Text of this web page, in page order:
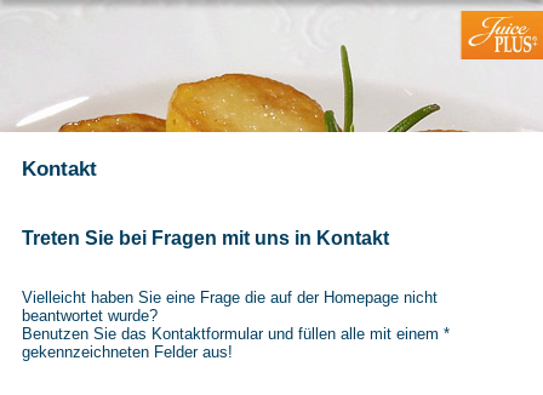
Kontakt
Treten Sie bei Fragen mit uns in Kontakt
Vielleicht haben Sie eine Frage die auf der Homepage nicht
beantwortet wurde?
Benutzen Sie das Kontaktformular und füllen alle mit einem *
gekennzeichneten Felder aus!